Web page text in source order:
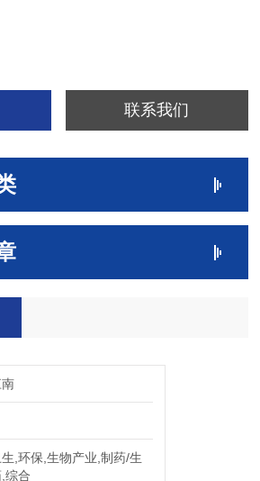
联系我们
生,环保,生物产业,制药/生
综合